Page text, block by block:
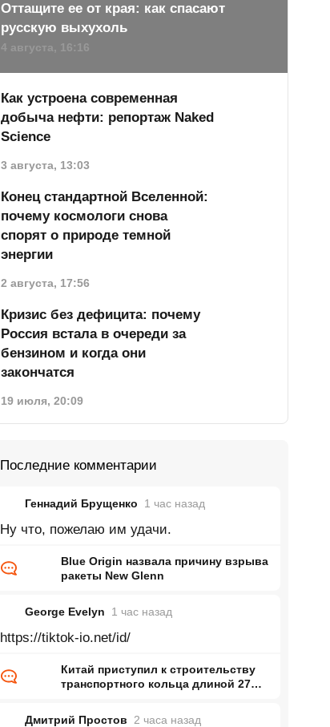
Оттащите ее от края: как спасают
русскую выхухоль
4 августа, 16:16
Как устроена современная
добыча нефти: репортаж Naked
Science
3 августа, 13:03
Конец стандартной Вселенной:
почему космологи снова
спорят о природе темной
энергии
2 августа, 17:56
Кризис без дефицита: почему
Россия встала в очереди за
бензином и когда они
закончатся
19 июля, 20:09
Последние комментарии
Геннадий Брущенко 1 час назад
Ну что, пожелаю им удачи.
Blue Origin назвала причину взрыва
ракеты New Glenn
George Evelyn 1 час назад
https://tiktok-io.net/id/
Китай приступил к строительству
транспортного кольца длиной 27
Дмитрий Простов
2 часа назад